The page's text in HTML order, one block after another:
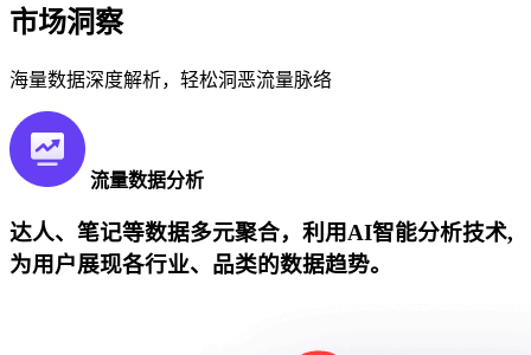
市场洞察
海量数据深度解析，轻松洞恶流量脉络
流量数据分析
达人、笔记等数据多元聚合，利用AI智能分析技术,
为用户展现各行业、品类的数据趋势。